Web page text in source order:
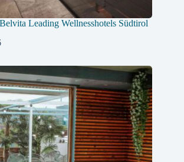
Leading Wellnesshotels Südtirol